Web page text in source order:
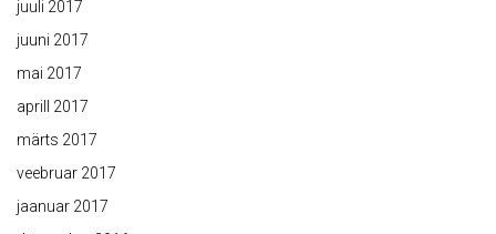
juuli 2017
juuni 2017
mai 2017
aprill 2017
märts 2017
veebruar 2017
jaanuar 2017